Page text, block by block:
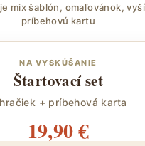
mix šablón, omaľovánok,
príbehovú kartu
NA VYSKÚŠANIE
Štartovací set
+ príbehová karta
19,90 €